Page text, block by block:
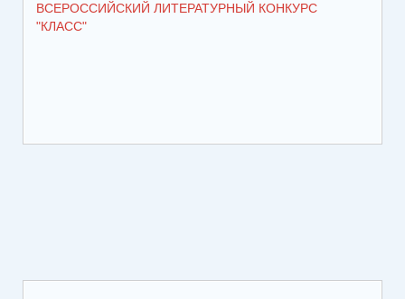
ВСЕРОССИЙСКИЙ ЛИТЕРАТУРНЫЙ КОНКУРС
"КЛАСС"